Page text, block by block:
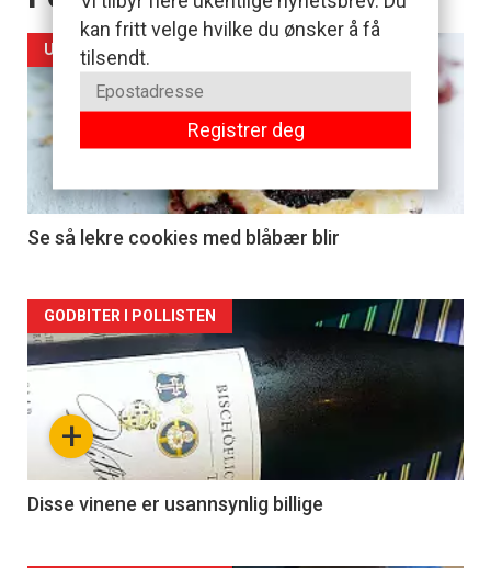
kan fritt velge hvilke du ønsker å få
tilsendt.
Registrer deg
UKENS KAKE
Se så lekre cookies med blåbær blir
Forsiden
akkurat
nå
2
+
GODBITER I POLLISTEN
Disse vinene er usannsynlig billige